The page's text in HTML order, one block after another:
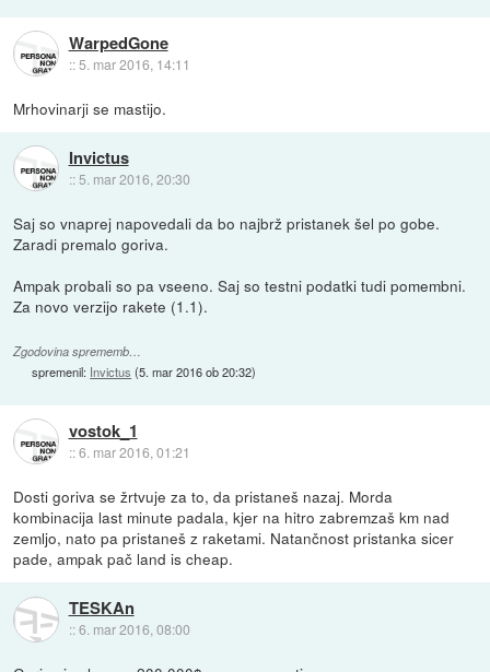
WarpedGone
::5. mar 2016, 14:11
Mrhovinarji se mastijo.
Invictus
:: 5. mar 2016, 20:30
Saj so vnaprej napovedali da bo najbrž pristanek šel po gobe.
Zaradi premalo goriva.
Ampak probali so pa vseeno. Saj so testni podatki tudi pomembni.
Za novo verzijo rakete (1.1).
Zgodovina sprememb…
spremenil: Invictus (5. mar 2016 ob 20:32)
vostok_1
::6. mar 2016, 01:21
Dosti goriva se žrtvuje za to, da pristaneš nazaj. Morda
kombinacija last minute padala, kjer na hitro zabremzaš km nad
zemljo, nato pa pristaneš z raketami. Natančnost pristanka sicer
pade, ampak pač land is cheap.
TESKAn
::6. mar 2016, 08:00